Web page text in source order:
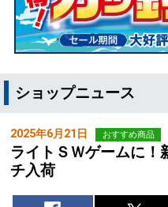
ショップニュース
2025年6月21日 おすすめ商品
ライトＳＷゲームに！
チ入荷